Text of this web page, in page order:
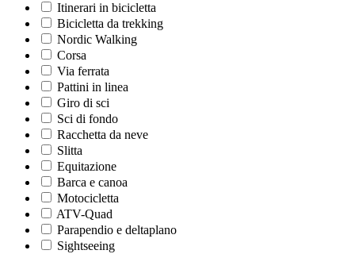
Itinerari in bicicletta
Bicicletta da trekking
Nordic Walking
Corsa
Via ferrata
Pattini in linea
Giro di sci
Sci di fondo
Racchetta da neve
Slitta
Equitazione
Barca e canoa
Motocicletta
ATV-Quad
Parapendio e deltaplano
Sightseeing